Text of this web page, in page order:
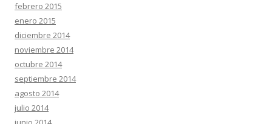
febrero 2015
enero 2015
diciembre 2014
noviembre 2014
octubre 2014
septiembre 2014
agosto 2014
julio 2014